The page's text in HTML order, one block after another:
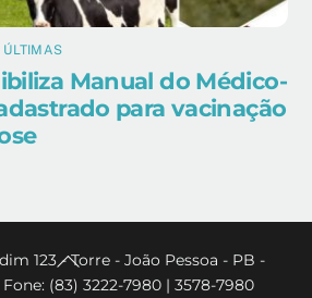
ÚLTIMAS
Manual do Médico-
para vacinação
Back
To
123 - Torre - João Pessoa - PB -
(83) 3222-7980 | 3578-7980